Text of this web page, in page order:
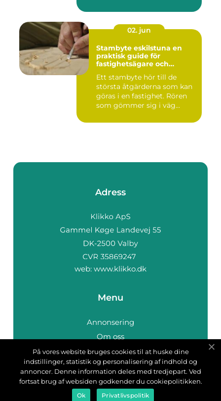
02. jun
Stambyte eskilstuna en
praktisk guide för
fastighetsägare och
Ett stambyte hör till de
största åtgärderna som kan
göras i en fastighet. Rören
som gömmer sig i väg...
Adress
web: www.klikko.dk
Menu
Annonsering
Om oss
Cookies
Kontakta oss
Sitemap
På vores website bruges cookies til at huske dine
indstillinger, statistik og personalisering af indhold og
annoncer. Denne information deles med tredjepart. Ved
fortsat brug af websiden godkender du cookiepolitikken.
Ok Privatlivspolitik